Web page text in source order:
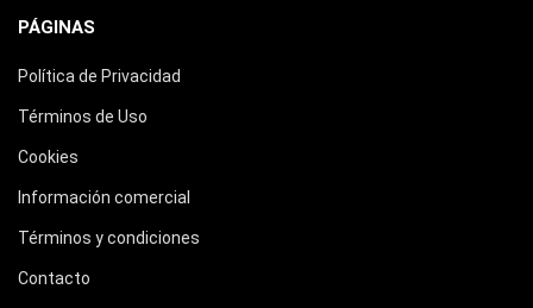
PÁGINAS
Política de Privacidad
Términos de Uso
Cookies
Información comercial
Términos y condiciones
Contacto